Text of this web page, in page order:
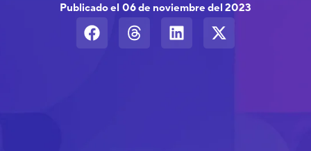
Publicado el 06 de noviembre del 2023